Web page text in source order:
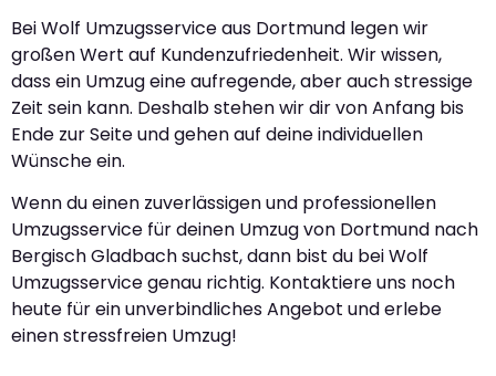
Bei Wolf Umzugsservice aus Dortmund legen wir
großen Wert auf Kundenzufriedenheit. Wir wissen,
dass ein Umzug eine aufregende, aber auch stressige
Zeit sein kann. Deshalb stehen wir dir von Anfang bis
Ende zur Seite und gehen auf deine individuellen
Wünsche ein.
Wenn du einen zuverlässigen und professionellen
Umzugsservice für deinen Umzug von Dortmund nach
Bergisch Gladbach suchst, dann bist du bei Wolf
Umzugsservice genau richtig. Kontaktiere uns noch
heute für ein unverbindliches Angebot und erlebe
einen stressfreien Umzug!